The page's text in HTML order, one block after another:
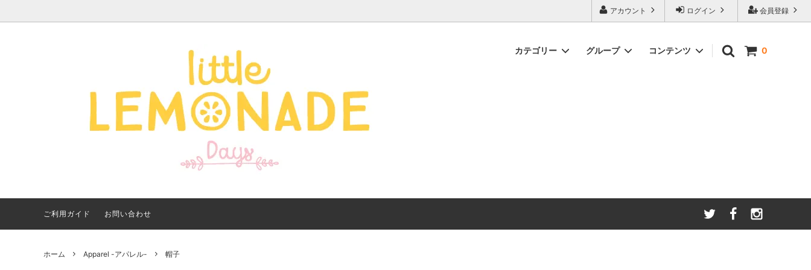
会員登録
ログイン
アカウント
0
カテゴリー
Apparel -アパレル- Goods - 雑貨 -
グループ
サイズで探す Brands
コンテンツ
【夏アイテム特集】 2026
年最新！子ども用水着・浮
き輪 アイテム
【出産ギフト特集】 出産祝
いにおすすめのアイテムを
ご紹介
ご利用ガイド お問い合わせ
ホーム Apparel -アパレル- 帽子